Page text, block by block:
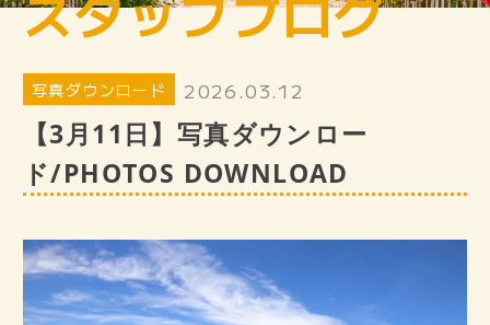
お客様の声
SDGsへ取り組み
スタッフ紹介
スタッフブログ
病歴チェックシート
写真ダウンロード 2026.03.12
【3月11日】写真ダウンロー
ド/PHOTOS DOWNLOAD